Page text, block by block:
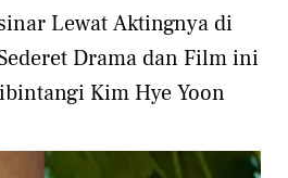
Lewat Aktingnya di
Drama dan Film ini
Kim Hye Yoon